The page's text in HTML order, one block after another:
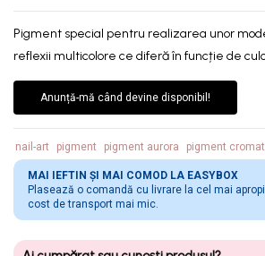
Pigment special pentru realizarea unor
reflexii multicolore ce diferă în funcție de
Anunță-mă când devine disponibil!
nail-art pigment pigment aurora pigment
MAI IEFTIN ȘI MAI COMOD LA EASYBOX
Plasează o comandă cu livrare la cel mai
cost de transport mai mic.